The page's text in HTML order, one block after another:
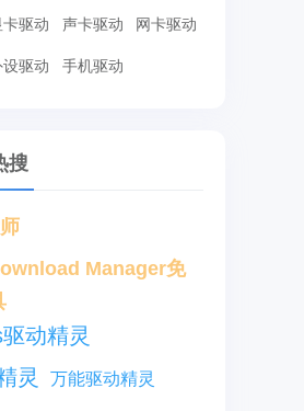
卡驱动 声卡驱动 网卡驱动
设驱动 手机驱动
搜
Manager免
动精灵
灵
万能驱动精灵